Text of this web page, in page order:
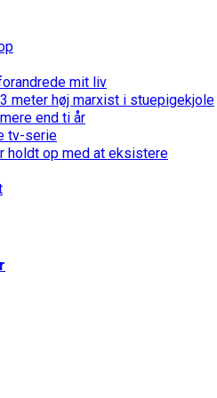
mit liv
meter høj marxist i stuepigekjole
end ti år
tv-serie
holdt op med at eksistere